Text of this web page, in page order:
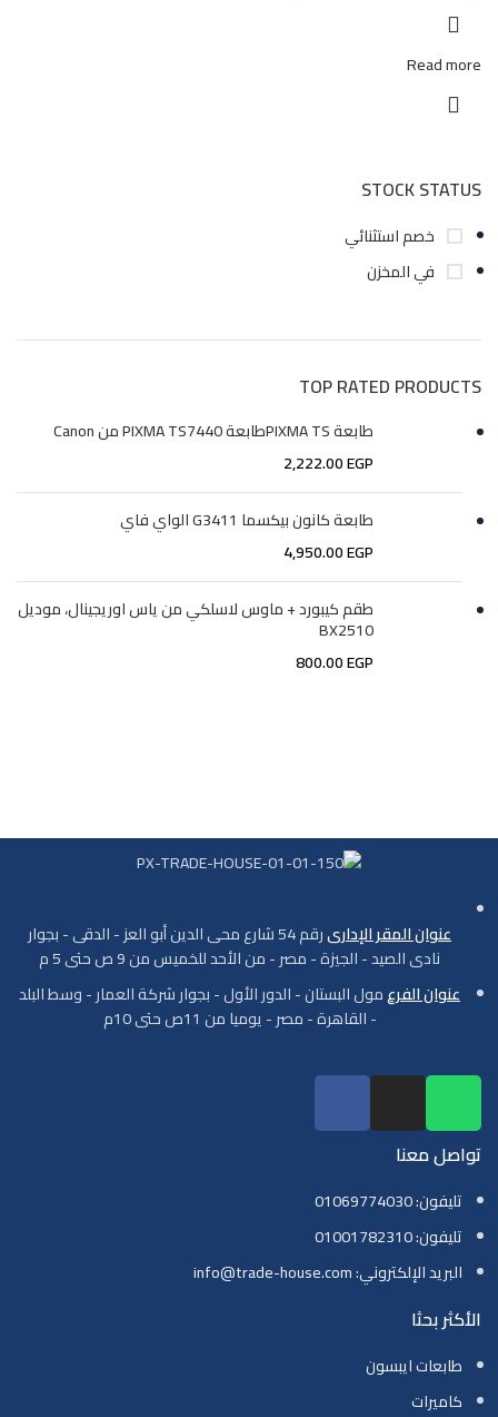
STOCK STATUS
خصم استثنائي
في المخزن
TOP RATED PRODUCTS
طابعة PIXMA TSطابعة PIXMA TS7440 من Canon
2,222.00EGP
طابعة كانون بيكسما G3411 الواي فاي
4,950.00EGP
طقم كيبورد + ماوس لاسلكي من ياس اوريجينال، موديل
BX2510
800.00EGP
Read more
عنوان المقر الإدارى
رقم 54 شارع محى الدين أبو العز - الدقى - بجوار
نادى الصيد - الجيزة - مصر - من الأحد للخميس من 9 ص حتى 5 م
عنوان الفرعمول البستان - الدور الأول - بجوار شركة العمار - وسط البلد
- القاهرة - مصر - يوميا من 11ص حتى 10م
تواصل معنا
تليفون: 01069774030
تليفون: 01001782310
البريد الإلكتروني: info@trade-house.com
الأكثر بحثا
طابعات ايبسون
كاميرات